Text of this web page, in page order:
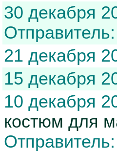
30 декабря
Отправитель:
21 декабря
15 декабря
10 декабря
костюм для
Отправитель: